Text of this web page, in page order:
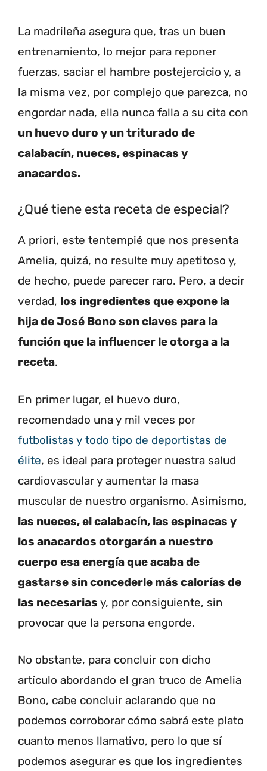
La madrileña asegura que, tras un buen
entrenamiento, lo mejor para reponer
fuerzas, saciar el hambre postejercicio y, a
la misma vez, por complejo que parezca, no
engordar nada, ella nunca falla a su cita con
un huevo duro y un triturado de
calabacín, nueces, espinacas y
anacardos.
¿Qué tiene esta receta de especial?
A priori, este tentempié que nos presenta
Amelia, quizá, no resulte muy apetitoso y,
de hecho, puede parecer raro. Pero, a decir
verdad, los ingredientes que expone la
hija de José Bono son claves para la
función que la influencer le otorga a la
receta.
En primer lugar, el huevo duro,
recomendado una y mil veces por
futbolistas y todo tipo de deportistas de
élite, es ideal para proteger nuestra salud
cardiovascular y aumentar la masa
muscular de nuestro organismo. Asimismo,
las nueces, el calabacín, las espinacas y
los anacardos otorgarán a nuestro
cuerpo esa energía que acaba de
gastarse sin concederle más calorías de
las necesarias y, por consiguiente, sin
provocar que la persona engorde.
No obstante, para concluir con dicho
artículo abordando el gran truco de Amelia
Bono, cabe concluir aclarando que no
podemos corroborar cómo sabrá este plato
cuanto menos llamativo, pero lo que sí
podemos asegurar es que los ingredientes